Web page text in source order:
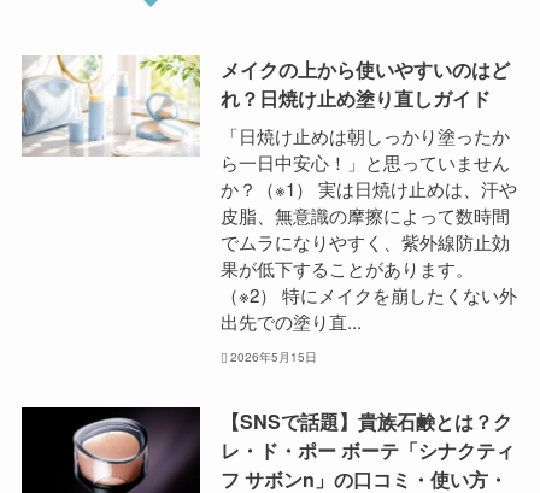
メイクの上から使いやすいのはど
れ？日焼け止め塗り直しガイド
「日焼け止めは朝しっかり塗ったか
ら一日中安心！」と思っていません
か？（※1） 実は日焼け止めは、汗や
皮脂、無意識の摩擦によって数時間
でムラになりやすく、紫外線防止効
果が低下することがあります。
（※2） 特にメイクを崩したくない外
出先での塗り直...
2026年5月15日
【SNSで話題】貴族石鹸とは？ク
レ・ド・ポー ボーテ「シナクティ
フ サボンn」の口コミ・使い方・